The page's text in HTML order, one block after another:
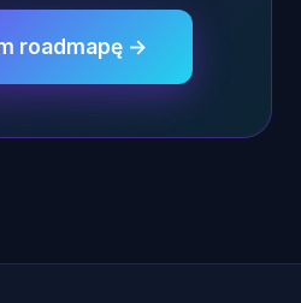
roadmapę →